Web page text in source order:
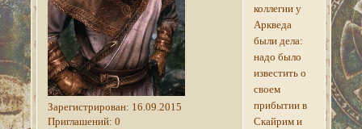
Зарегистрирован: 16.09.2015
Приглашений: 0
коллегии у
Аркведа
были дела:
надо было
известить о
своем
прибытии в
Скайрим и